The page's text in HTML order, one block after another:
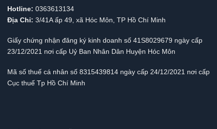
Hotline: 0363613134
Địa Chỉ: 3/41A ấp 49, xã Hóc Môn, TP Hồ Chí Minh
Giấy chứng nhận đăng ký kinh doanh số 41S8029679 ngày cấp
23/12/2021 nơi cấp Uỷ Ban Nhân Dân Huyện Hóc Môn
Mã số thuế cá nhân số 8315439814 ngày cấp 24/12/2021 nơi cấp
Cục thuế Tp Hồ Chí Minh